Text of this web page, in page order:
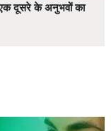
दूसरे के अनुभवों का